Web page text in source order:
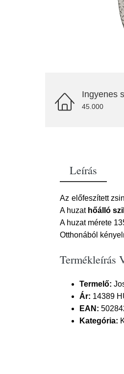
Ingyenes
45.000
Leírás
Az előfeszített
A huzat hőálló
A huzat mérete
Otthonából
Termékleírás
Termelő:
Ár: 14389
EAN:
Kategória: